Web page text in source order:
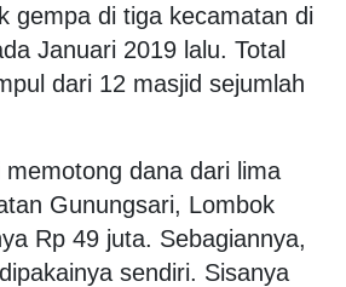
gempa di tiga kecamatan di
Januari 2019 lalu. Total
dari 12 masjid sejumlah
memotong dana dari lima
Gunungsari, Lombok
Rp 49 juta. Sebagiannya,
sendiri. Sisanya